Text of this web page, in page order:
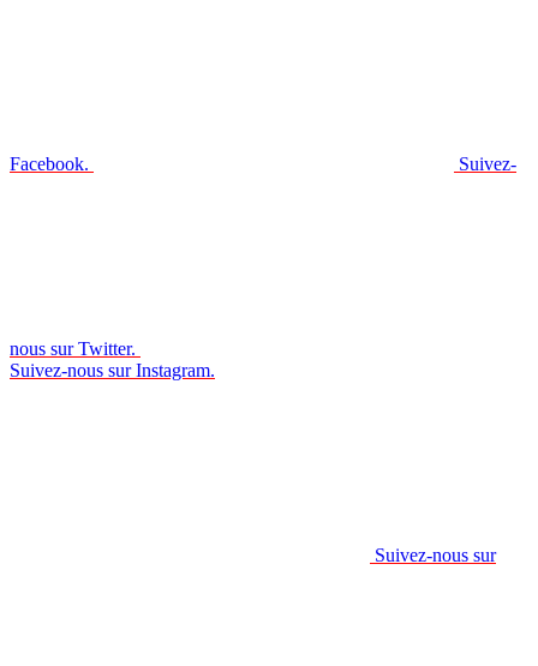
Facebook. Suivez-
nous sur Twitter.
Suivez-nous sur Instagram.
Suivez-nous sur